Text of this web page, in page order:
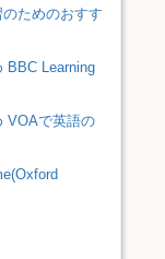
ためのおすす
BBC Learning
VOAで英語の